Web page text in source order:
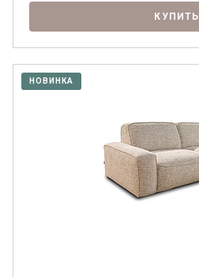
КУПИТЬ
НОВИНКА